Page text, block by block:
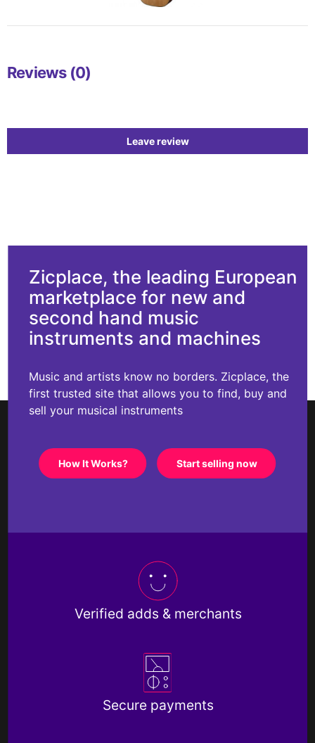
Reviews (0)
Leave review
Zicplace, the leading European
marketplace for new and
second hand music
instruments and machines
Music and artists know no borders. Zicplace, the
first trusted site that allows you to find, buy and
sell your musical instruments
How It Works? Start selling now
Verified adds & merchants
Secure payments